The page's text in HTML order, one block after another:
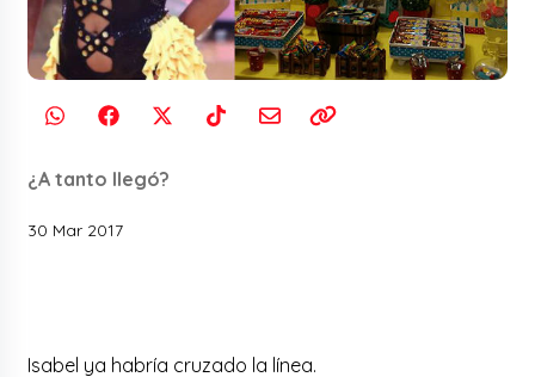
¿A tanto llegó?
30 Mar 2017
Isabel ya habría cruzado la línea.